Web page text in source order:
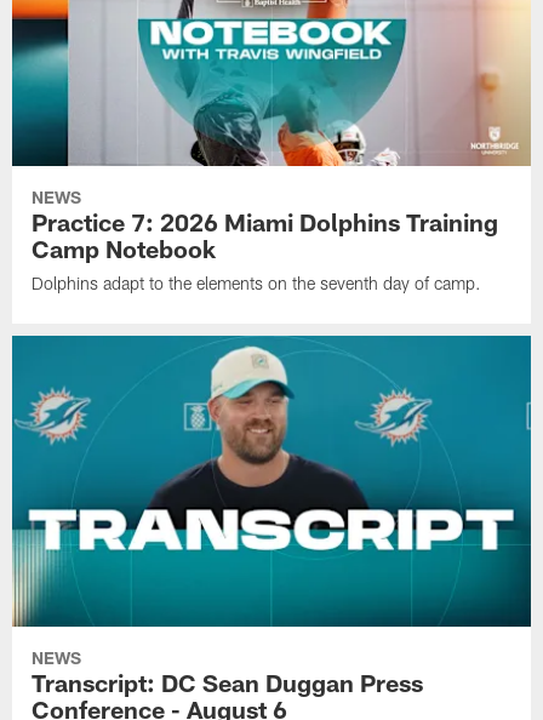
NEWS
Practice 7: 2026 Miami Dolphins Training
Camp Notebook
Dolphins adapt to the elements on the seventh day of camp.
NEWS
Transcript: DC Sean Duggan Press
Conference - August 6